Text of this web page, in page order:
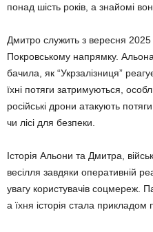
понад шість років, а знайомі
Дмитро служить з вересня 2025
Покровському напрямку.
бачила, як “Укрзалізниця”
їхні потяги затримуються,
російські дрони атакують
чи лісі для безпеки.
Історія Альони та Дмитра,
весілля завдяки оперативній
увагу користувачів соцмереж.
а їхня історія стала прикладом